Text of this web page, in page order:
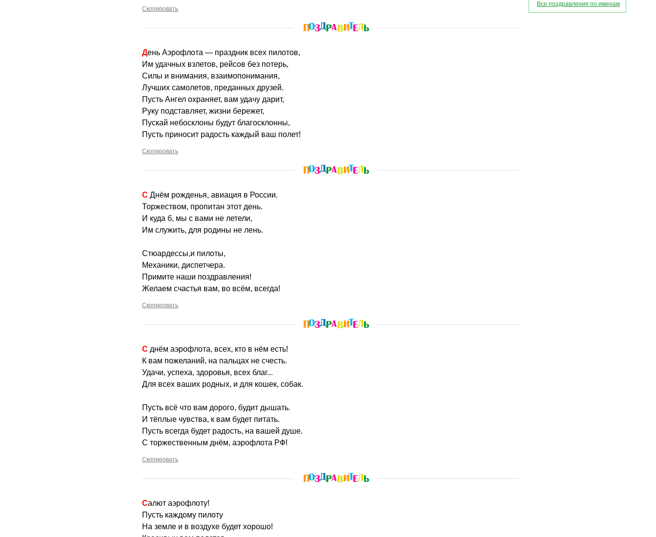
Скопировать
День Аэрофлота — праздник всех пилотов,
Им удачных взлетов, рейсов без потерь,
Силы и внимания, взаимопонимания,
Лучших самолетов, преданных друзей.
Пусть Ангел охраняет, вам удачу дарит,
Руку подставляет, жизни бережет,
Пускай небосклоны будут благосклонны,
Пусть приносит радость каждый ваш полет!
Скопировать
С Днём рожденья, авиация в России.
Торжеством, пропитан этот день.
И куда б, мы с вами не летели,
Им служить, для родины не лень.
Стюардессы,и пилоты,
Механики, диспетчера.
Примите наши поздравления!
Желаем счастья вам, во всём, всегда!
Скопировать
С днём аэрофлота, всех, кто в нём есть!
К вам пожеланий, на пальцах не счесть.
Удачи, успеха, здоровья, всех благ...
Для всех ваших родных, и для кошек, собак.
Пусть всё что вам дорого, будит дышать.
И тёплые чувства, к вам будет питать.
Пусть всегда будет радость, на вашей душе.
С торжественным днём, аэрофлота РФ!
Скопировать
Салют аэрофлоту!
Пусть каждому пилоту
На земле и в воздухе будет хорошо!
Все поздравления по именам